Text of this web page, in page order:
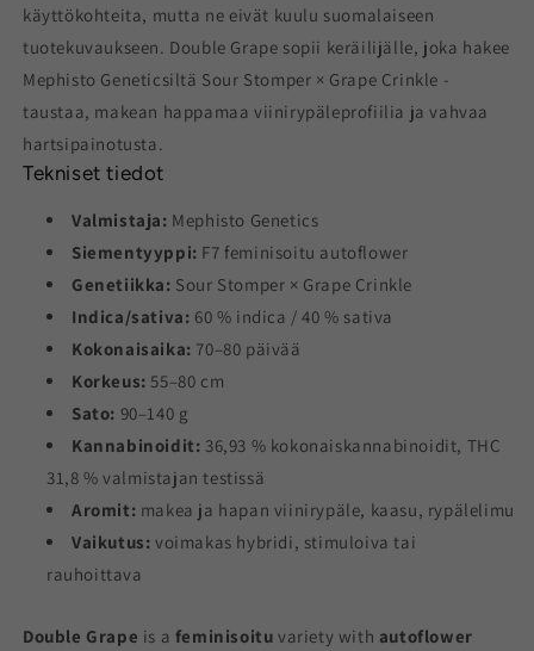
käyttökohteita, mutta ne eivät kuulu suomalaiseen
tuotekuvaukseen. Double Grape sopii keräilijälle, joka hakee
Mephisto Geneticsiltä Sour Stomper × Grape Crinkle -
taustaa, makean happamaa viinirypäleprofiilia ja vahvaa
hartsipainotusta.
Tekniset tiedot
Valmistaja: Mephisto Genetics
Siementyyppi: F7 feminisoitu autoflower
Genetiikka: Sour Stomper × Grape Crinkle
Indica/sativa: 60 % indica / 40 % sativa
Kokonaisaika: 70–80 päivää
Korkeus: 55–80 cm
Sato: 90–140 g
Kannabinoidit: 36,93 % kokonaiskannabinoidit, THC
31,8 % valmistajan testissä
Aromit: makea ja hapan viinirypäle, kaasu, rypälelimu
Vaikutus: voimakas hybridi, stimuloiva tai
rauhoittava
Double Grape is a feminisoitu variety with autoflower